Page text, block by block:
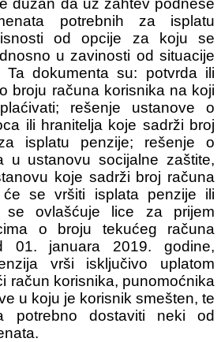
potrebnih za isplatu
od opcije za koju se
u zavinosti od situacije
dokumenta su: potvrda ili
broju računa korisnika na koji
rešenje ustanove o
ili hranitelja koje sadrži broj
isplatu penzije; rešenje o
u ustanovu socijalne zaštite,
koje sadrži broj računa
se vršiti isplata penzije ili
se ovlašćuje lice za prijem
o broju tekućeg računa
01. januara 2019. godine,
vrši isključivo uplatom
račun korisnika, punomoćnika
u koju je korisnik smešten, te
potrebno dostaviti neki od